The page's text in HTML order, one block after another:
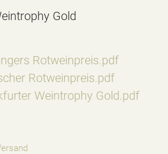
Gold
Rotweinpreis.pdf
Rotweinpreis.pdf
Weintrophy Gold.pdf